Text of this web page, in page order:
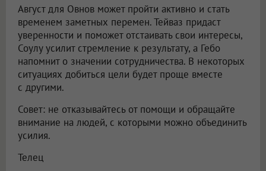
Август для Овнов может пройти активно и стать
временем заметных перемен. Тейваз придаст
уверенности и поможет отстаивать свои интересы,
Соулу усилит стремление к результату, а Гебо
напомнит о значении сотрудничества. В некоторых
ситуациях добиться цели будет проще вместе
с другими.
Совет: не отказывайтесь от помощи и обращайте
внимание на людей, с которыми можно объединить
усилия.
Телец